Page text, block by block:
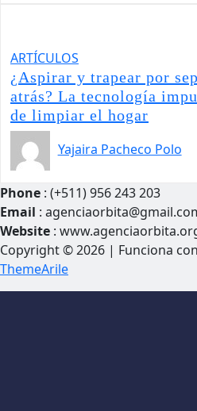
ARTÍCULOS
¿Aspirar y trapear por
atrás? La tecnología
de limpiar el hogar
Yajaira Pacheco Polo
Phone : (+511) 956 243 203
Email :
Website :
Copyright © 2026 | Funciona con
ThemeArile